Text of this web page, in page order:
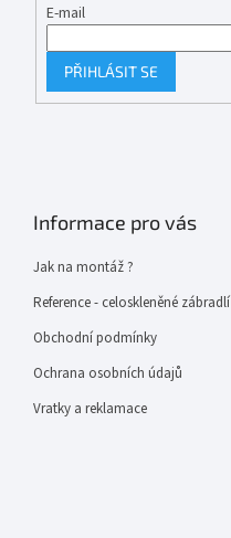
E-mail
PŘIHLÁSIT SE
Informace pro vás
Jak na montáž ?
Reference - celoskleněné zábradlí
Obchodní podmínky
Ochrana osobních údajů
Vratky a reklamace